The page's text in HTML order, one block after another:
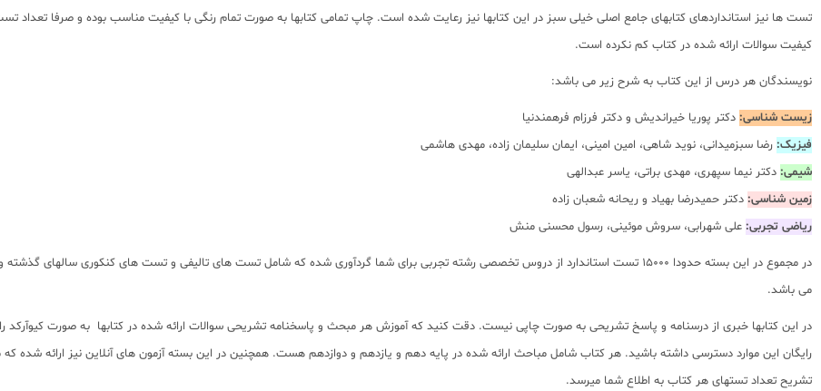
کیفیت سوالات ارائه شده در کتاب کم نکرده است.
نویسندگان هر درس از این کتاب به شرح زیر می باشد:
زیست شناسی: دکتر پوریا خیراندیش و دکتر فرزام فرهمندنیا
فیزیک: رضا سبزمیدانی، نوید شاهی، امین امینی، ایمان سلیمان زاده، مهدی هاشمی
شیمی: دکتر نیما سپهری، مهدی براتی، یاسر عبدالهی
زمین شناسی: دکتر حمیدرضا بهیاد و ریحانه شعبان زاده
ریاضی تجربی: علی شهرابی، سروش موئینی، رسول محسنی منش
در مجموع در این بسته حدودا 15000 تست استاندارد از دروس تخصصی رشته تجربی برای شما گردآوری شده که شامل تست های تالیفی و تست های کنکوری
می باشد.
در این کتابها خبری از درسنامه و پاسخ تشریحی به صورت چاپی نیست. دقت کنید که آموزش هر مبحث و پاسخنامه تشریحی سوالات ارائه شده در کتابها به صورت کیوآرکد
رایگان این موارد دسترسی داشته باشید. هر کتاب شامل مباحث ارائه شده در پایه دهم و یازدهم و دوازدهم هست. همچنین در این بسته آزمون های آنلاین نیز ارائه شده
تشریح تعداد تستهای هر کتاب به اطلاع شما میرسد.